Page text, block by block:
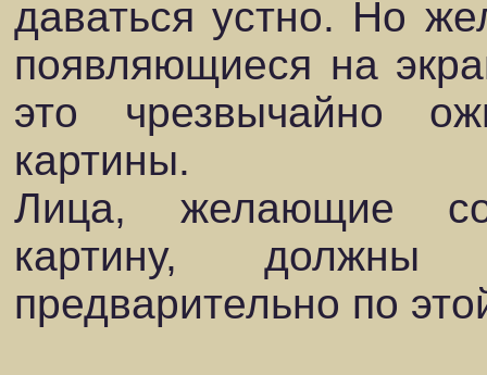
даваться устно. Но
появляющиеся на
это чрезвычайно
картины.
Лица, желающие
картину,
предварительно по